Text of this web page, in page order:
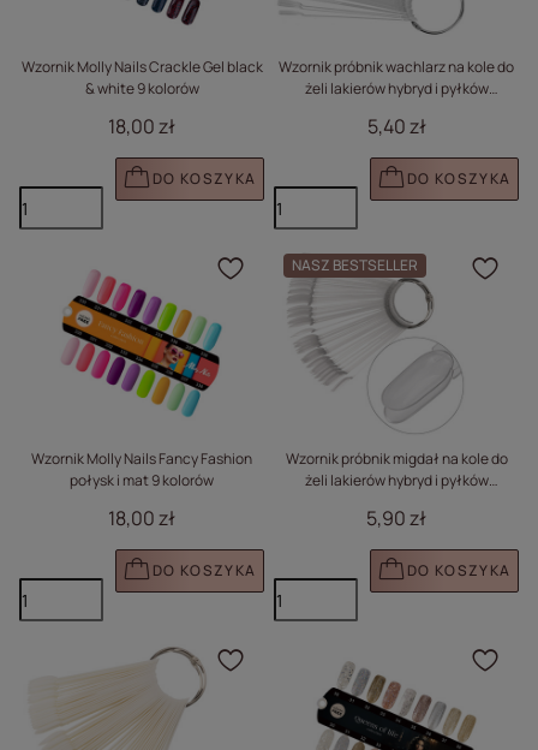
Wzornik Molly Nails Crackle Gel black
& white 9 kolorów
18,00 zł
DO KOSZYKA
Wzornik próbnik wachlarz na kole do
żeli lakierów hybryd i pyłków
5,40 zł
DO KOSZYKA
Wzornik Molly Nails Fancy Fashion
połysk i mat 9 kolorów
18,00 zł
DO KOSZYKA
Kliknij, aby dodać
NASZ BESTSELLER
Wzornik próbnik migdał na kole do
żeli lakierów hybryd i pyłków
5,90 zł
DO KOSZYKA
Kliknij, aby dodać